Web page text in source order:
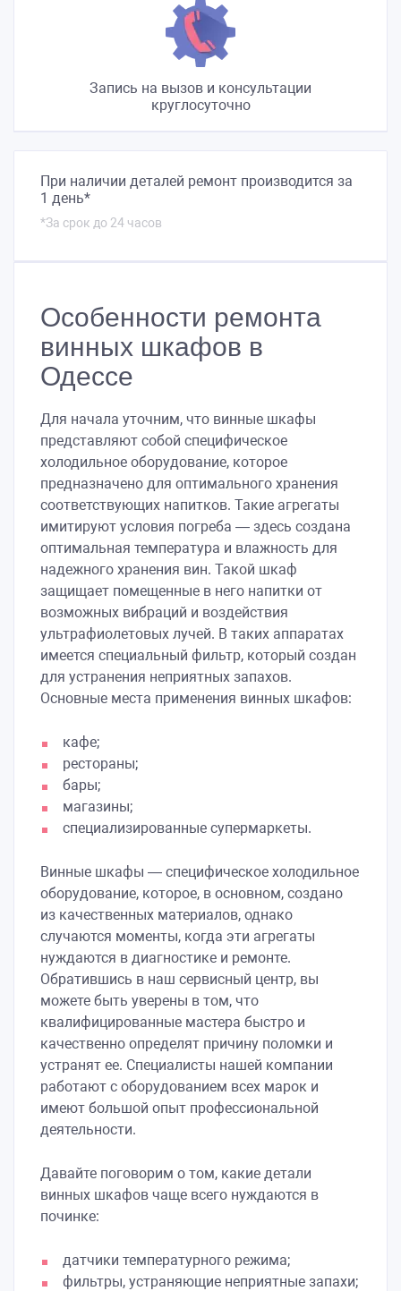
Запись на вызов и консультации
круглосуточно
При наличии деталей ремонт производится за
1 день*
*За срок до 24 часов
Особенности ремонта
винных шкафов в
Одессе
Для начала уточним, что винные шкафы
представляют собой специфическое
холодильное оборудование, которое
предназначено для оптимального хранения
соответствующих напитков. Такие агрегаты
имитируют условия погреба — здесь создана
оптимальная температура и влажность для
надежного хранения вин. Такой шкаф
защищает помещенные в него напитки от
возможных вибраций и воздействия
ультрафиолетовых лучей. В таких аппаратах
имеется специальный фильтр, который создан
для устранения неприятных запахов.
Основные места применения винных шкафов:
кафе;
рестораны;
бары;
магазины;
специализированные супермаркеты.
Винные шкафы — специфическое холодильное
оборудование, которое, в основном, создано
из качественных материалов, однако
случаются моменты, когда эти агрегаты
нуждаются в диагностике и ремонте.
Обратившись в наш сервисный центр, вы
можете быть уверены в том, что
квалифицированные мастера быстро и
качественно определят причину поломки и
устранят ее. Специалисты нашей компании
работают с оборудованием всех марок и
имеют большой опыт профессиональной
деятельности.
Давайте поговорим о том, какие детали
винных шкафов чаще всего нуждаются в
починке:
датчики температурного режима;
фильтры, устраняющие неприятные запахи;